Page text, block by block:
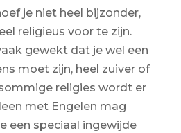
je niet heel bijzonder,
religieus voor te zijn.
gewekt dat je wel een
moet zijn, heel zuiver of
religies wordt er
met Engelen mag
een speciaal ingewijde